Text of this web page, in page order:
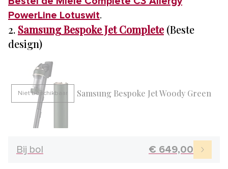
PowerLine Lotuswit.
2. Samsung Bespoke Jet Complete (Beste
design)
Niet beschikbaar Samsung Bespoke Jet Woody Green
Bij bol € 649,00